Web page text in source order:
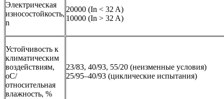
Электрическая
износостойкость,
n
20000 (In < 32 A)
10000 (In > 32 A)
Устойчивость к
климатическим
воздействиям,
оС/
относительная
влажность, %
23/83, 40/93, 55/20 (неизменные условия)
25/95–40/93 (циклические испытания)